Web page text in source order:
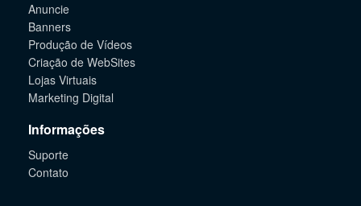
Anuncie
Banners
Produção de Vídeos
Criação de WebSites
Lojas Virtuais
Marketing Digital
Informações
Suporte
Contato